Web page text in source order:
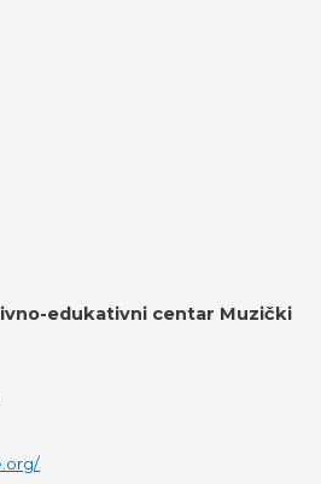
edukativni centar Muzički